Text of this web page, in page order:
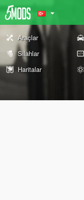
Araçlar
Silahlar
Haritalar